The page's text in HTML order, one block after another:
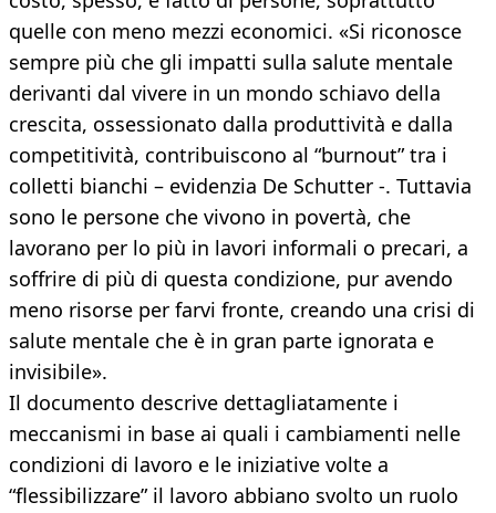
quelle con meno mezzi economici. «Si riconosce
sempre più che gli impatti sulla salute mentale
derivanti dal vivere in un mondo schiavo della
crescita, ossessionato dalla produttività e dalla
competitività, contribuiscono al “burnout” tra i
colletti bianchi – evidenzia De Schutter -. Tuttavia
sono le persone che vivono in povertà, che
lavorano per lo più in lavori informali o precari, a
soffrire di più di questa condizione, pur avendo
meno risorse per farvi fronte, creando una crisi di
salute mentale che è in gran parte ignorata e
invisibile».
Il documento descrive dettagliatamente i
meccanismi in base ai quali i cambiamenti nelle
condizioni di lavoro e le iniziative volte a
“flessibilizzare” il lavoro abbiano svolto un ruolo